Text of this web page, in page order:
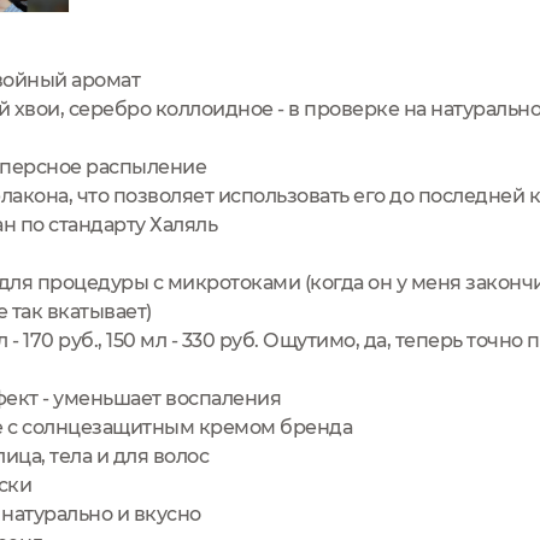
аромат
хвои, серебро коллоидное - в проверке на
распыление
что позволяет использовать его до последней
по стандарту Халяль
процедуры с микротоками (когда он у меня
вкатывает)
170 руб., 150 мл - 330 руб. Ощутимо, да, теперь
- уменьшает воспаления
с солнцезащитным кремом бренда
тела и для волос
и вкусно